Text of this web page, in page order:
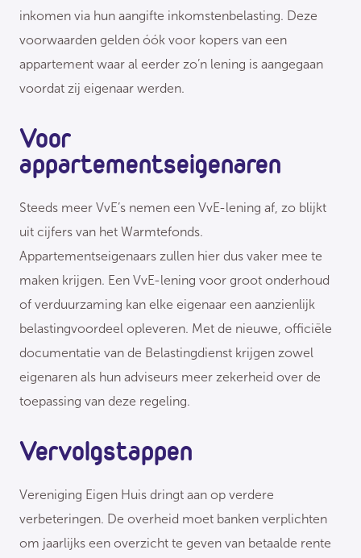
inkomen via hun aangifte inkomstenbelasting. Deze
voorwaarden gelden óók voor kopers van een
appartement waar al eerder zo’n lening is aangegaan
voordat zij eigenaar werden.
Voor
appartementseigenaren
Steeds meer VvE’s nemen een VvE-lening af, zo blijkt
uit cijfers van het Warmtefonds.
Appartementseigenaars zullen hier dus vaker mee te
maken krijgen. Een VvE-lening voor groot onderhoud
of verduurzaming kan elke eigenaar een aanzienlijk
belastingvoordeel opleveren. Met de nieuwe, officiële
documentatie van de Belastingdienst krijgen zowel
eigenaren als hun adviseurs meer zekerheid over de
toepassing van deze regeling.
Vervolgstappen
Vereniging Eigen Huis dringt aan op verdere
verbeteringen. De overheid moet banken verplichten
om jaarlijks een overzicht te geven van betaalde rente